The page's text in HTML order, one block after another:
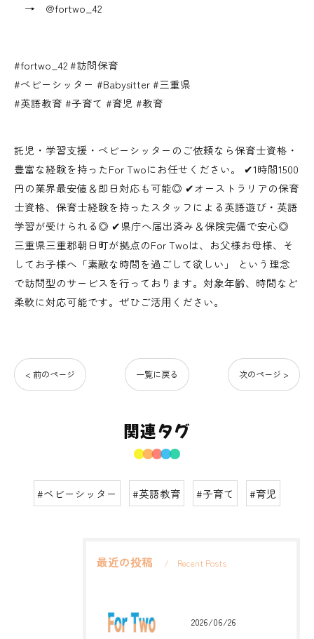
→ @fortwo_42
#fortwo_42 #訪問保育
#ベビーシッター #Babysitter #三重県
#英語教育 #子育て #育児 #教育
託児・学習支援・ベビーシッターのご依頼なら保育士資格・
豊富な経験を持ったFor Twoにお任せください。 ✔︎1時間1500
円の業界最安値＆即日対応も可能◎ ✔︎オーストラリアの保育
士資格、保育士経験を持ったスタッフによる英語遊び・英語
学習が受けられる◎ ✔︎県庁へ届出済み＆保険完備で安心◎
三重県三重郡朝日町が拠点のFor Twoは、お父様お母様、そ
してお子様へ「素敵な時間を過ごして欲しい」 という理念
で訪問型のサービスを行っております。対象年齢、時間など
柔軟に対応可能です。ぜひご活用ください。
< 前のページ 一覧に戻る 次のページ >
関連タグ
#ベビーシッター #英語教育 #子育て #育児
最近の投稿 Recent Posts
2026/06/26